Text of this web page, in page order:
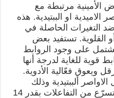
الأمينية مرتبطة مع
او الببتيدية. هذه
التغيرات الحاصلة في
القلوية. تستفيد بعض
تشتمل على وجود الروابط
قوية للغاية لدرجة أنها
ويعوق فعّالية الأدوية.
الاواصر ألببتيدية وذلك
بتحوير بنيتها الكيميائية التي تسرّع من التفاعلات بقدر 14